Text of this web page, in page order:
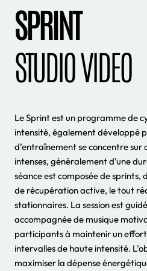
SPRINT
STUDIO VIDEO
Le Sprint est un programme de
intensité, également développé
d’entraînement se concentre sur
intenses, généralement d’une
séance est composée de sprints,
de récupération active, le tout
stationnaires. La session est
accompagnée de musique
participants à maintenir un
intervalles de haute intensité.
maximiser la dépense